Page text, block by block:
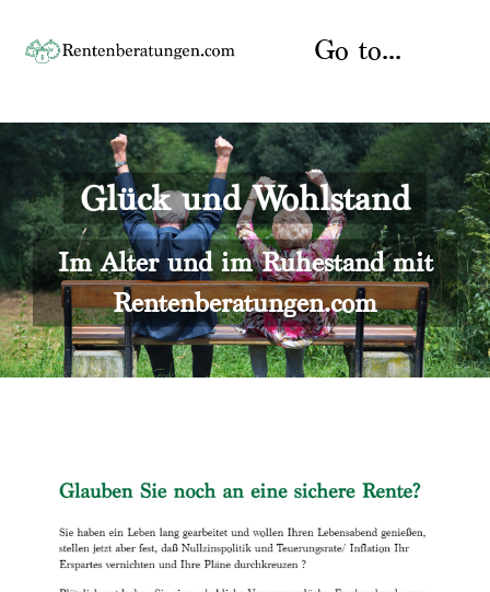
content
Go to...
Startseite
Rente
Rentenberater
Rentenversicherung
Versicherungsberatung
Über uns
Kontakt
Glück und Wohlstand
Im Alter und im Ruhestand mit
Rentenberatungen.com